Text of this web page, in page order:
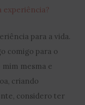
experiência?
para a vida.
comigo para o
mesma e
criando
considero ter